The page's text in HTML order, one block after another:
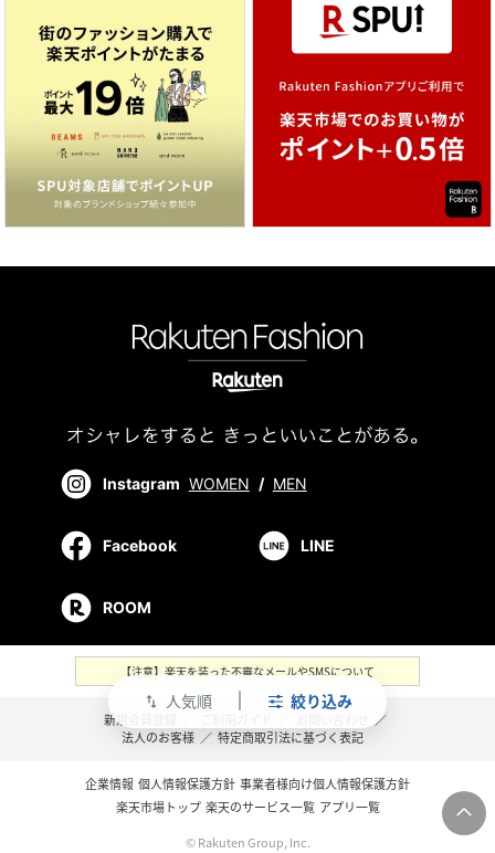
swap_vert 人気順 絞り込み
Instagram WOMEN / MEN
Facebook LINE
ROOM
【注意】楽天を装った不審なメールやSMSについて
新規会員登録
／
法人のお客様 ／ 特定商取引法に基づく表記
企業情報 個人情報保護方針 事業者様向け個人情報保護方針
楽天市場トップ 楽天のサービス一覧 アプリ一覧
© Rakuten Group, Inc.